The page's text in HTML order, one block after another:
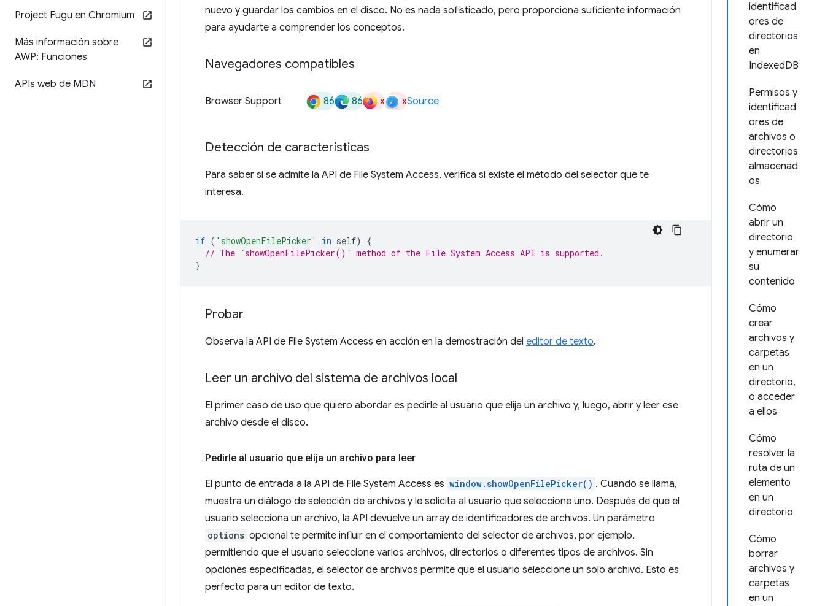
Project Fugu en Chromium
Más información sobre
AWP: Funciones
APIs web de MDN
identificad
ores de
directorios
en
IndexedDB
Permisos y
identificad
ores de
archivos o
directorios
almacenad
os
Cómo
abrir un
directorio
y enumerar
su
contenido
Cómo
crear
archivos y
carpetas
en un
directorio,
o acceder
a ellos
Cómo
resolver la
ruta de un
elemento
en un
directorio
Cómo
borrar
archivos y
carpetas
en un
nuevo y guardar los cambios en el disco. No es nada sofisticado, pero proporciona suficiente información
para ayudarte a comprender los conceptos.
Navegadores compatibles
Browser Support 86 86 x xSource
Detección de características
Para saber si se admite la API de File System Access, verifica si existe el método del selector que te
interesa.
if ( 'showOpenFilePicker' in self)
{
// The `showOpenFilePicker()` method of the File System Access API is supported.
}
Probar
Observa la API de File System Access en acción en la demostración del editor de texto.
Leer un archivo del sistema de archivos local
El primer caso de uso que quiero abordar es pedirle al usuario que elija un archivo y, luego, abrir y leer ese
archivo desde el disco.
Pedirle al usuario que elija un archivo para leer
El punto de entrada a la API de File System Access es window.showOpenFilePicker() . Cuando se llama,
muestra un diálogo de selección de archivos y le solicita al usuario que seleccione uno. Después de que el
usuario selecciona un archivo, la API devuelve un array de identificadores de archivos. Un parámetro
options opcional te permite influir en el comportamiento del selector de archivos, por ejemplo,
permitiendo que el usuario seleccione varios archivos, directorios o diferentes tipos de archivos. Sin
opciones especificadas, el selector de archivos permite que el usuario seleccione un solo archivo. Esto es
perfecto para un editor de texto.